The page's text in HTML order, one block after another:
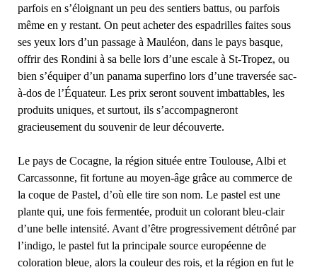
parfois en s’éloignant un peu des sentiers battus, ou parfois
même en y restant. On peut acheter des espadrilles faites sous
ses yeux lors d’un passage à Mauléon, dans le pays basque,
offrir des Rondini à sa belle lors d’une escale à St-Tropez, ou
bien s’équiper d’un panama superfino lors d’une traversée sac-
à-dos de l’Équateur. Les prix seront souvent imbattables, les
produits uniques, et surtout, ils s’accompagneront
gracieusement du souvenir de leur découverte.
Le pays de Cocagne, la région située entre Toulouse, Albi et
Carcassonne, fit fortune au moyen-âge grâce au commerce de
la coque de Pastel, d’où elle tire son nom. Le pastel est une
plante qui, une fois fermentée, produit un colorant bleu-clair
d’une belle intensité. Avant d’être progressivement détrôné par
l’indigo, le pastel fut la principale source européenne de
coloration bleue, alors la couleur des rois, et la région en fut le